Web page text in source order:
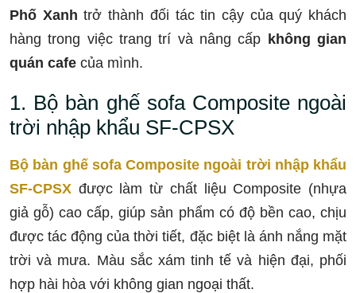
Phố Xanh trở thành đối tác tin cậy của quý khách
hàng trong việc trang trí và nâng cấp không gian
quán cafe của mình.
1. Bộ bàn ghế sofa Composite ngoài
trời nhập khẩu SF-CPSX
Bộ bàn ghế sofa Composite ngoài trời nhập khẩu
SF-CPSX được làm từ chất liệu Composite (nhựa
giả gỗ) cao cấp, giúp sản phẩm có độ bền cao, chịu
được tác động của thời tiết, đặc biệt là ánh nắng mặt
trời và mưa. Màu sắc xám tinh tế và hiện đại, phối
hợp hài hòa với không gian ngoại thất.